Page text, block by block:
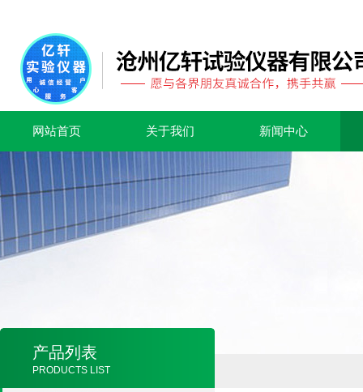
网站首页 关于我们 新闻中心
产品列表
PRODUCTS LIST